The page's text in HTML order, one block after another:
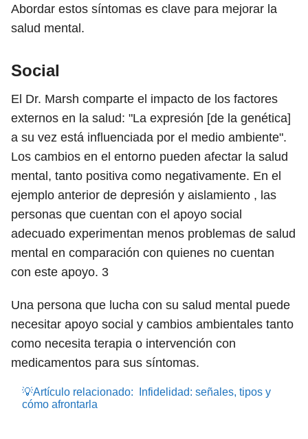
Abordar estos síntomas es clave para mejorar la
salud mental.
Social
El Dr. Marsh comparte el impacto de los factores
externos en la salud: "La expresión [de la genética]
a su vez está influenciada por el medio ambiente".
Los cambios en el entorno pueden afectar la salud
mental, tanto positiva como negativamente. En el
ejemplo anterior de depresión y aislamiento , las
personas que cuentan con el apoyo social
adecuado experimentan menos problemas de salud
mental en comparación con quienes no cuentan
con este apoyo. 3
Una persona que lucha con su salud mental puede
necesitar apoyo social y cambios ambientales tanto
como necesita terapia o intervención con
medicamentos para sus síntomas.
💡Artículo relacionado:
Infidelidad: señales, tipos y
cómo afrontarla